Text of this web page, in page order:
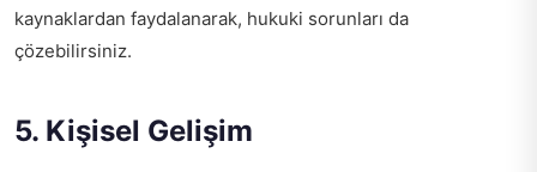
kaynaklardan faydalanarak, hukuki sorunları da
çözebilirsiniz.
5. Kişisel Gelişim